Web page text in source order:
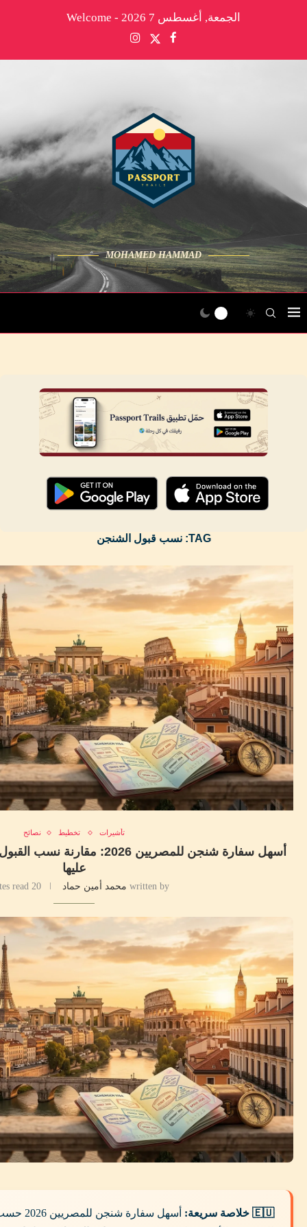
الجمعة, أغسطس 7 2026 - Welcome
MOHAMED HAMMAD
TAG: نسب قبول الشنجن
تأشيرات تخطيط نصائح
أسهل سفارة شنجن للمصريين
عليها
written by محمد أمين حماد 20 minutes read
🇪🇺 خلاصة سريعة:
أسهل